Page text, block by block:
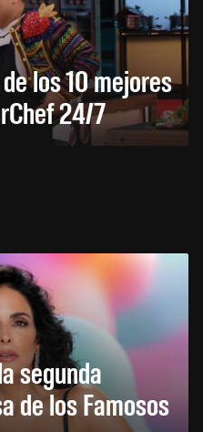
los 10 mejores
24/7
segunda
de los Famosos